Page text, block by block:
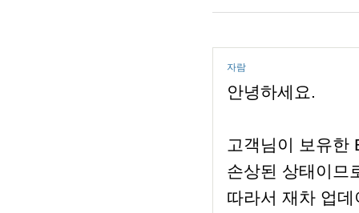
자람
안녕하세요.
고객님이 보유한
손상된 상태이므
따라서 재차 업